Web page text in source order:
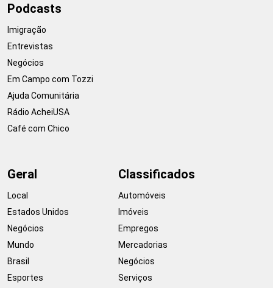
Podcasts
Imigração
Entrevistas
Negócios
Em Campo com Tozzi
Ajuda Comunitária
Rádio AcheiUSA
Café com Chico
Geral
Local
Estados Unidos
Negócios
Mundo
Brasil
Esportes
Classificados
Automóveis
Imóveis
Empregos
Mercadorias
Negócios
Serviços